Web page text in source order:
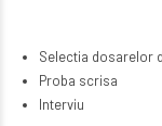
Selectia dosarelor
Proba scrisa
Interviu